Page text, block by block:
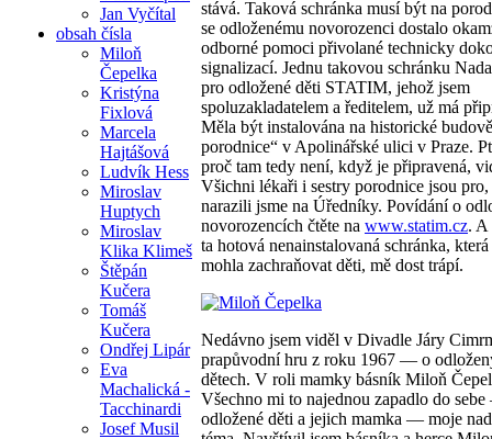
Jan Vyčítal
obsah čísla
Miloň
Čepelka
Kristýna
Fixlová
Marcela
Hajtášová
Ludvík Hess
Miroslav
Huptych
Miroslav
Klika Klimeš
Štěpán
Kučera
Tomáš
Kučera
Ondřej Lipár
Eva
Machalická -
Tacchinardi
Josef Musil
stává. Taková schránka musí být na
se odloženému novorozenci dostalo
odborné pomoci přivolané technicky
signalizací. Jednu takovou schránku
pro odložené děti STATIM, jehož jsem
spoluzakladatelem a ředitelem, už má
Měla být instalována na historické
porodnice“ v Apolinářské ulici v Praze.
proč tam tedy není, když je připravená,
Všichni lékaři i sestry porodnice jsou pro,
narazili jsme na Úředníky. Povídání o
novorozencích čtěte na www.statim.cz. A
ta hotová nenainstalovaná schránka,
mohla zachraňovat děti, mě dost trápí.
Nedávno jsem viděl v Divadle Járy
prapůvodní hru z roku 1967 — o
dětech. V roli mamky básník Miloň
Všechno mi to najednou zapadlo do
odložené děti a jejich mamka — moje